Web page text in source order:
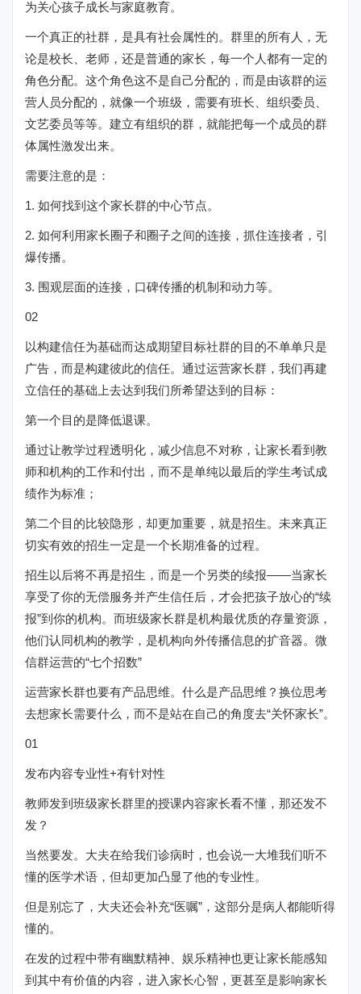
为关心孩子成长与家庭教育。
一个真正的社群，是具有社会属性的。群里的所有人，无
论是校长、老师，还是普通的家长，每一个人都有一定的
角色分配。这个角色这不是自己分配的，而是由该群的运
营人员分配的，就像一个班级，需要有班长、组织委员、
文艺委员等等。建立有组织的群，就能把每一个成员的群
体属性激发出来。
需要注意的是：
1. 如何找到这个家长群的中心节点。
2. 如何利用家长圈子和圈子之间的连接，抓住连接者，引
爆传播。
3. 围观层面的连接，口碑传播的机制和动力等。
02
以构建信任为基础而达成期望目标社群的目的不单单只是
广告，而是构建彼此的信任。通过运营家长群，我们再建
立信任的基础上去达到我们所希望达到的目标：
第一个目的是降低退课。
通过让教学过程透明化，减少信息不对称，让家长看到教
师和机构的工作和付出，而不是单纯以最后的学生考试成
绩作为标准；
第二个目的比较隐形，却更加重要，就是招生。未来真正
切实有效的招生一定是一个长期准备的过程。
招生以后将不再是招生，而是一个另类的续报——当家长
享受了你的无偿服务并产生信任后，才会把孩子放心的“续
报”到你的机构。而班级家长群是机构最优质的存量资源，
他们认同机构的教学，是机构向外传播信息的扩音器。微
信群运营的“七个招数”
运营家长群也要有产品思维。什么是产品思维？换位思考
去想家长需要什么，而不是站在自己的角度去“关怀家长”。
01
发布内容专业性+有针对性
教师发到班级家长群里的授课内容家长看不懂，那还发不
发？
当然要发。大夫在给我们诊病时，也会说一大堆我们听不
懂的医学术语，但却更加凸显了他的专业性。
但是别忘了，大夫还会补充“医嘱”，这部分是病人都能听得
懂的。
在发的过程中带有幽默精神、娱乐精神也更让家长能感知
到其中有价值的内容，进入家长心智，更甚至是影响家长